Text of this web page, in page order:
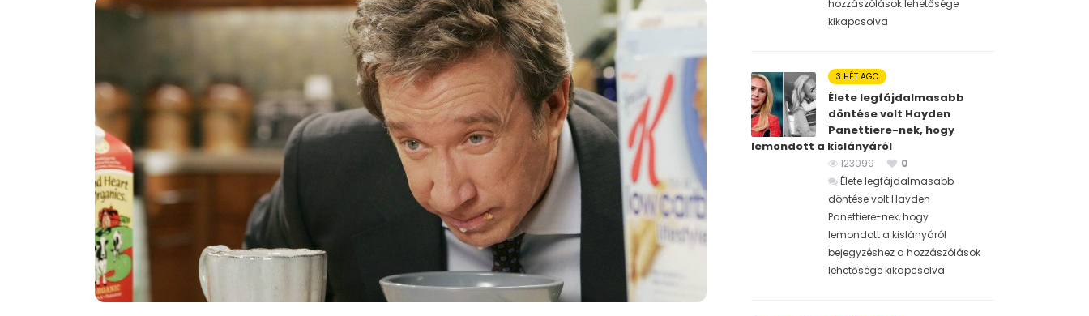
hozzászólások lehetősége
kikapcsolva
3 HÉT AGO
Élete legfájdalmasabb
döntése volt Hayden
Panettiere-nek, hogy
lemondott a kislányáról
123099
0
Élete legfájdalmasabb
döntése volt Hayden
Panettiere-nek, hogy
lemondott a kislányáról
bejegyzéshez a hozzászólások
lehetősége kikapcsolva